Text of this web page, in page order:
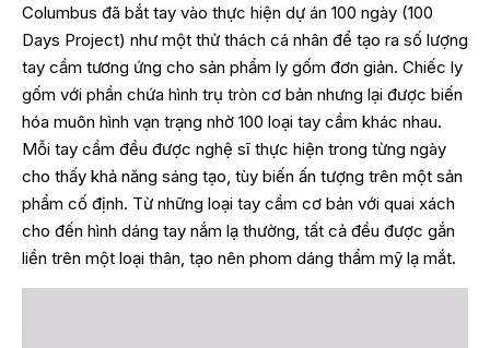
Columbus đã bắt tay vào thực hiện dự án 100 ngày (100
Days Project) như một thử thách cá nhân để tạo ra số lượng
tay cầm tương ứng cho sản phẩm ly gốm đơn giản. Chiếc ly
gốm với phần chứa hình trụ tròn cơ bản nhưng lại được biến
hóa muôn hình vạn trạng nhờ 100 loại tay cầm khác nhau.
Mỗi tay cầm đều được nghệ sĩ thực hiện trong từng ngày
cho thấy khả năng sáng tạo, tùy biến ấn tượng trên một sản
phẩm cố định. Từ những loại tay cầm cơ bản với quai xách
cho đến hình dáng tay nắm lạ thường, tất cả đều được gắn
liền trên một loại thân, tạo nên phom dáng thẩm mỹ lạ mắt.